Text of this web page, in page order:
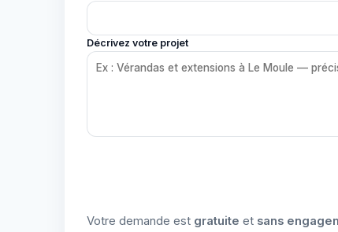
Décrivez votre projet
Votre demande est gratuite et sans